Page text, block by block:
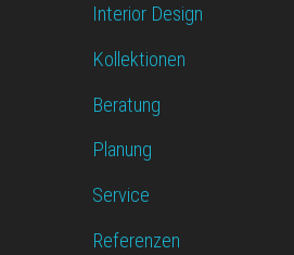
Interior Design
Kollektionen
Beratung
Planung
Service
Referenzen